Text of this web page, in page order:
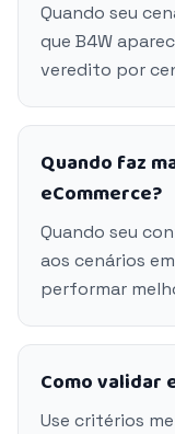
Quando seu
que B4W
veredito por
Quando faz
eCommerce?
Quando seu
aos cenários
performar
Como validar
Use critérios